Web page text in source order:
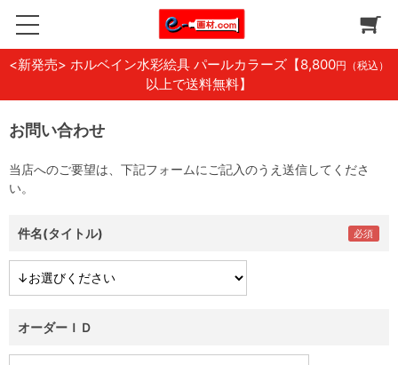
<新発売> ホルベイン水彩絵具 パールカラーズ 【8,800円（税込）
以上で送料無料】
お問い合わせ
当店へのご要望は、下記フォームにご記入のうえ送信してくださ
い。
件名(タイトル)
オーダーＩＤ